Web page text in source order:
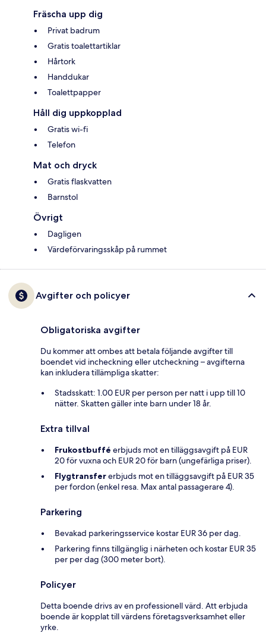
Fräscha upp dig
Privat badrum
Gratis toalettartiklar
Hårtork
Handdukar
Toalettpapper
Håll dig uppkopplad
Gratis wi-fi
Telefon
Mat och dryck
Gratis flaskvatten
Barnstol
Övrigt
Dagligen
Värdeförvaringsskåp på rummet
Avgifter och policyer
Obligatoriska avgifter
Du kommer att ombes att betala följande avgifter till
boendet vid incheckning eller utcheckning – avgifterna
kan inkludera tillämpliga skatter:
Stadsskatt: 1.00 EUR per person per natt i upp till 10
nätter. Skatten gäller inte barn under 18 år.
Extra tillval
Frukostbuffé erbjuds mot en tilläggsavgift på EUR
20 för vuxna och EUR 20 för barn (ungefärliga priser).
Flygtransfererbjuds mot en tilläggsavgift på EUR 35
per fordon (enkel resa. Max antal passagerare 4).
Parkering
Bevakad parkeringsservice kostar EUR 36 per dag.
Parkering finns tillgänglig i närheten och kostar EUR 35
per per dag (300 meter bort).
Policyer
Detta boende drivs av en professionell värd. Att erbjuda
boende är kopplat till värdens företagsverksamhet eller
yrke.